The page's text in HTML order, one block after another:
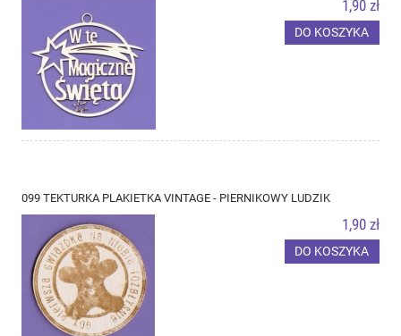
1,90 zł
DO KOSZYKA
099 TEKTURKA PLAKIETKA VINTAGE - PIERNIKOWY LUDZIK
1,90 zł
DO KOSZYKA